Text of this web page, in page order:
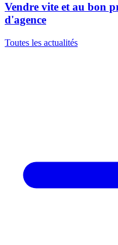
Vendre vite et au bon
d'agence
Toutes les actualités